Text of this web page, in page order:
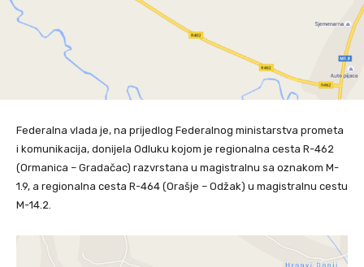
Federalna vlada je, na prijedlog Federalnog ministarstva prometa
i komunikacija, donijela Odluku kojom je regionalna cesta R-462
(Ormanica – Gradačac) razvrstana u magistralnu sa oznakom M-
1.9, a regionalna cesta R-464 (Orašje – Odžak) u magistralnu cestu
M-14.2.